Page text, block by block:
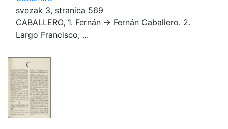
svezak 3, stranica 569
CABALLERO, 1. Fernán → Fernán Caballero. 2.
Largo Francisco, ...